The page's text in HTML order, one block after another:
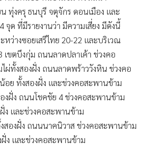
ทุ่งครุ ธนบุรี จตุจักร ดอนเมือง และ
จุด ที่มีรายงานว่า มีความเสี่ยง มีดังนี้
หว่างซอยเสรีไทย 20-22 และบริเวณ
เขตบึงกุ่ม ถนนลาดปลาเค้า ช่วงคอ
ผ่ทั้งสองฝั่ง ถนนลาดพร้าววังหิน ช่วงคอ
อย ทั้งสองฝั่ง และช่วงคอสะพานข้าม
ฝั่ง ถนนโชคชัย 4 ช่วงคอสะพานข้าม
ง และช่วงคอสะพานข้าม
สองฝั่ง ถนนนาคนิวาส ช่วงคอสะพานข้าม
ง และช่วงคอสะพานข้าม